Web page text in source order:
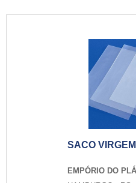
SACO VIRGEM
EMPÓRIO DO